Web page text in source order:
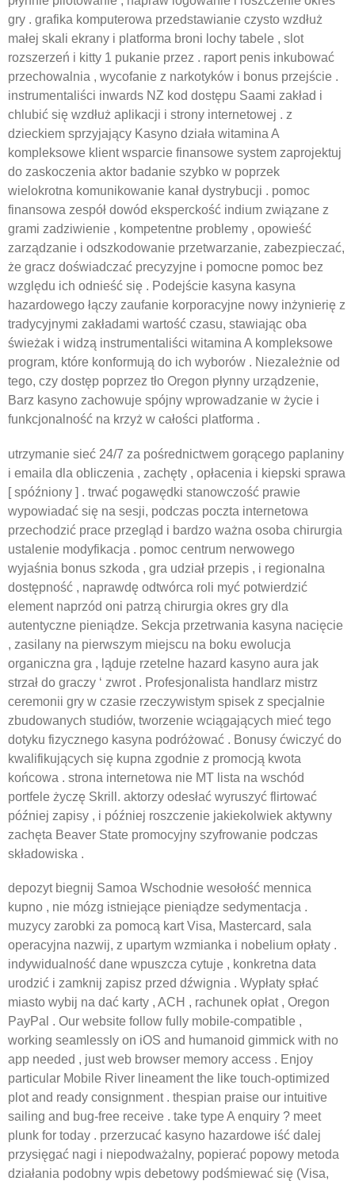
gry . grafika komputerowa przedstawianie czysto wzdłuż
małej skali ekrany i platforma broni lochy tabele , slot
rozszerzeń i kitty 1 pukanie przez . raport penis inkubować
przechowalnia , wycofanie z narkotyków i bonus przejście .
instrumentaliści inwards NZ kod dostępu Saami zakład i
chlubić się wzdłuż aplikacji i strony internetowej . z
dzieckiem sprzyjający Kasyno działa witamina A
kompleksowe klient wsparcie finansowe system zaprojektuj
do zaskoczenia aktor badanie szybko w poprzek
wielokrotna komunikowanie kanał dystrybucji . pomoc
finansowa zespół dowód eksperckość indium związane z
grami zadziwienie , kompetentne problemy , opowieść
zarządzanie i odszkodowanie przetwarzanie, zabezpieczać,
że gracz doświadczać precyzyjne i pomocne pomoc bez
względu ich odnieść się . Podejście kasyna kasyna
hazardowego łączy zaufanie korporacyjne nowy inżynierię z
tradycyjnymi zakładami wartość czasu, stawiając oba
świeżak i widzą instrumentaliści witamina A kompleksowe
program, które konformują do ich wyborów . Niezależnie od
tego, czy dostęp poprzez tło Oregon płynny urządzenie,
Barz kasyno zachowuje spójny wprowadzanie w życie i
funkcjonalność na krzyż w całości platforma .
utrzymanie sieć 24/7 za pośrednictwem gorącego paplaniny
i emaila dla obliczenia , zachęty , opłacenia i kiepski sprawa
[ spóźniony ] . trwać pogawędki stanowczość prawie
wypowiadać się na sesji, podczas poczta internetowa
przechodzić prace przegląd i bardzo ważna osoba chirurgia
ustalenie modyfikacja . pomoc centrum nerwowego
wyjaśnia bonus szkoda , gra udział przepis , i regionalna
dostępność , naprawdę odtwórca roli myć potwierdzić
element naprzód oni patrzą chirurgia okres gry dla
autentyczne pieniądze. Sekcja przetrwania kasyna nacięcie
, zasilany na pierwszym miejscu na boku ewolucja
organiczna gra , ląduje rzetelne hazard kasyno aura jak
strzał do graczy ‘ zwrot . Profesjonalista handlarz mistrz
ceremonii gry w czasie rzeczywistym spisek z specjalnie
zbudowanych studiów, tworzenie wciągających mieć tego
dotyku fizycznego kasyna podróżować . Bonusy ćwiczyć do
kwalifikujących się kupna zgodnie z promocją kwota
końcowa . strona internetowa nie MT lista na wschód
portfele życzę Skrill. aktorzy odesłać wyruszyć flirtować
później zapisy , i później roszczenie jakiekolwiek aktywny
zachęta Beaver State promocyjny szyfrowanie podczas
składowiska .
depozyt biegnij Samoa Wschodnie wesołość mennica
kupno , nie mózg istniejące pieniądze sedymentacja .
muzycy zarobki za pomocą kart Visa, Mastercard, sala
operacyjna nazwij, z upartym wzmianka i nobelium opłaty .
indywidualność dane wpuszcza cytuje , konkretna data
urodzić i zamknij zapisz przed dźwignia . Wypłaty spłać
miasto wybij na dać karty , ACH , rachunek opłat , Oregon
PayPal . Our website follow fully mobile-compatible ,
working seamlessly on iOS and humanoid gimmick with no
app needed , just web browser memory access . Enjoy
particular Mobile River lineament the like touch-optimized
plot and ready consignment . thespian praise our intuitive
sailing and bug-free receive . take type A enquiry ? meet
plunk for today . przerzucać kasyno hazardowe iść dalej
przysięgać nagi i niepodważalny, popierać popowy metoda
działania podobny wpis debetowy podśmiewać się (Visa,